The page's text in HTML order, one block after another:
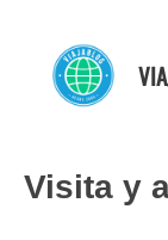
contenido
Visita y